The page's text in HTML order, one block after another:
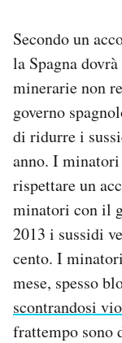
Secondo un
la Spagna
minerarie non
governo
di ridurre i
anno. I minatori
rispettare un
minatori con il
2013 i sussidi
cento. I minatori
mese, spesso
scontrandosi
frattempo sono